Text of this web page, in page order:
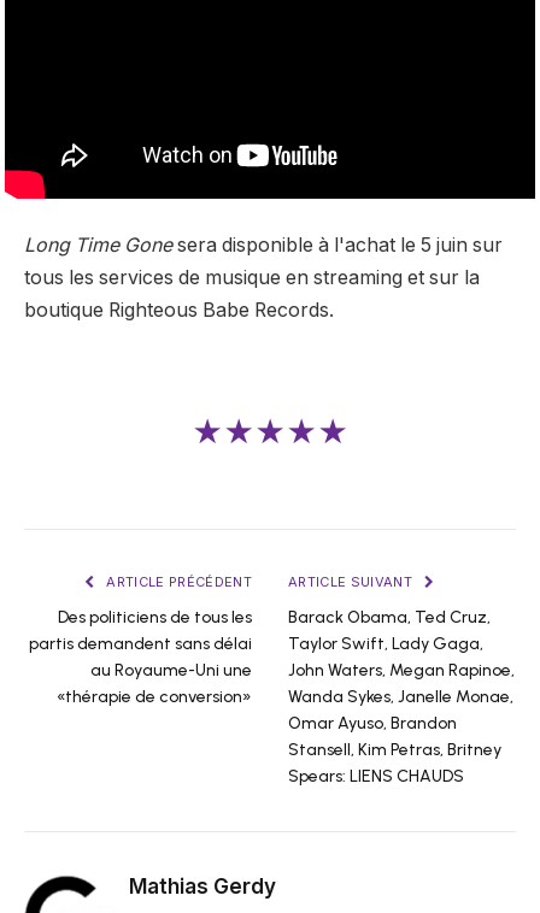
Long Time Gonesera disponible à l'achat le 5 juin sur
tous les services de musique en streaming et sur la
boutique Righteous Babe Records.
★★★★★
ARTICLE PRÉCÉDENT
Des politiciens de tous les
partis demandent sans délai
au Royaume-Uni une
«thérapie de conversion»
ARTICLE SUIVANT
Barack Obama, Ted Cruz,
Taylor Swift, Lady Gaga,
John Waters, Megan Rapinoe,
Wanda Sykes, Janelle Monae,
Omar Ayuso, Brandon
Stansell, Kim Petras, Britney
Spears: LIENS CHAUDS
Mathias Gerdy